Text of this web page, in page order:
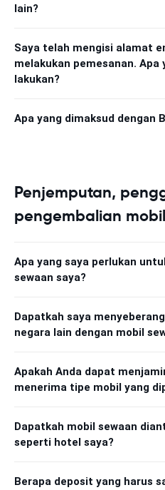
lain?
Saya telah mengisi alamat
melakukan pemesanan. Apa
lakukan?
Apa yang dimaksud dengan
Penjemputan,
pengembalian
Apa yang saya perlukan
sewaan saya?
Dapatkah saya
negara lain dengan mobil
Apakah Anda dapat
menerima tipe mobil yang
Dapatkah mobil sewaan
seperti hotel saya?
Berapa deposit yang harus